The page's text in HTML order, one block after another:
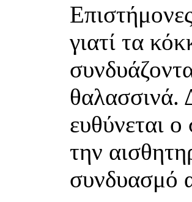
γιατί τα
θαλασσινά.
ευθύνεται ο
την
συνδυασμό